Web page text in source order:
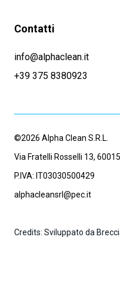
Contatti
info@alphaclean.it
+39 375 8380923
©2026 Alpha Clean S.R.L.
Via Fratelli Rosselli 13,
P.IVA: IT03030500429
alphacleansrl@pec.it
Credits: Sviluppato da